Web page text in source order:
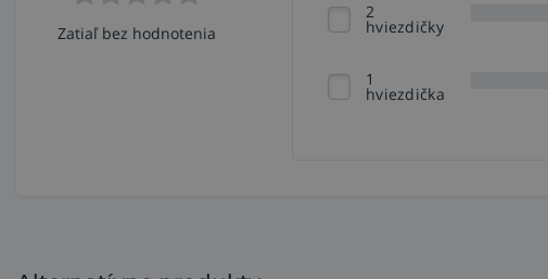
Zatiaľ bez hodnotenia
2
hviezdičky
1
hviezdička